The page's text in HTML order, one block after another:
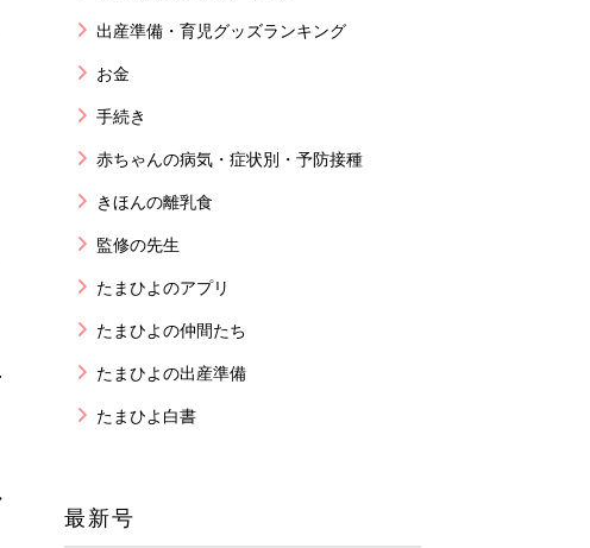
出産準備・育児グッズランキング
お金
手続き
赤ちゃんの病気・症状別・予防接種
きほんの離乳食
監修の先生
たまひよのアプリ
たまひよの仲間たち
たまひよの出産準備
たまひよ白書
最新号